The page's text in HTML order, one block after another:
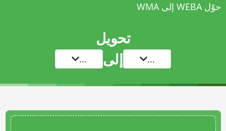
حوّل WEBA إلى WMA
تحويل
... إلى ...